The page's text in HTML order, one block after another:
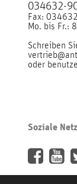
034632-
Fax:
Mo. bis Fr.:
Schreiben
oder
Soziale